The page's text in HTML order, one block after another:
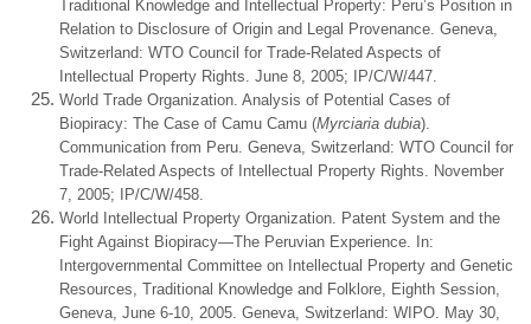
Traditional Knowledge and Intellectual Property: Peru’s Position in
Relation to Disclosure of Origin and Legal Provenance. Geneva,
Switzerland: WTO Council for Trade-Related Aspects of
Intellectual Property Rights. June 8, 2005; IP/C/W/447.
World Trade Organization. Analysis of Potential Cases of
Biopiracy: The Case of Camu Camu (Myrciaria dubia).
Communication from Peru. Geneva, Switzerland: WTO Council for
Trade-Related Aspects of Intellectual Property Rights. November
7, 2005; IP/C/W/458.
World Intellectual Property Organization. Patent System and the
Fight Against Biopiracy—The Peruvian Experience. In:
Intergovernmental Committee on Intellectual Property and Genetic
Resources, Traditional Knowledge and Folklore, Eighth Session,
Geneva, June 6-10, 2005. Geneva, Switzerland: WIPO. May 30,